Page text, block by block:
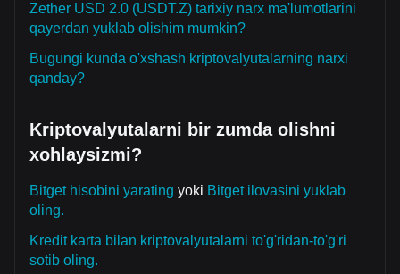
Zether USD 2.0 (USDT.Z) tarixiy narx ma'lumotlarini
qayerdan yuklab olishim mumkin?
Bugungi kunda o'xshash kriptovalyutalarning narxi
qanday?
Kriptovalyutalarni bir zumda olishni
xohlaysizmi?
Bitget hisobini yarating yoki Bitget ilovasini yuklab
oling.
Kredit karta bilan kriptovalyutalarni to'g'ridan-to'g'ri
sotib oling.